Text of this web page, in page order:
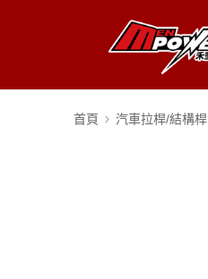
首頁 汽車拉桿/結構桿